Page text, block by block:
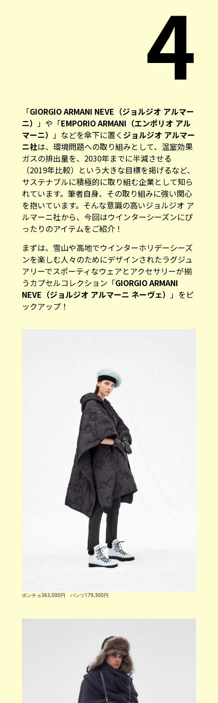
4
「GIORGIO ARMANI NEVE（ジョルジオ アルマー
ニ） 」や「EMPORIO ARMANI（エンポリオ アル
マーニ） 」などを傘下に置く ジョルジオ アルマー
ニ社は、環境問題への取り組みとして、温室効果
ガスの排出量を、2030年までに半減させる
（2019年比較）という大きな目標を掲げるなど、
サステナブルに積極的に取り組む企業として知ら
れています。筆者自身、その取り組みに強い関心
を抱いています。そんな意識の高いジョルジオ ア
ルマーニ社から、今回はウインターシーズンにぴ
ったりのアイテムをご紹介！
まずは、雪山や高地でウインターホリデーシーズ
ンを楽しむ人々のためにデザインされたラグジュ
アリーでスポーティなウェアとアクセサリーが揃
うカプセルコレクション「GIORGIO ARMANI
NEVE（ジョルジオ アルマーニ ネーヴェ） 」をピ
ックアップ！
ポンチョ363,000円 パンツ179,300円